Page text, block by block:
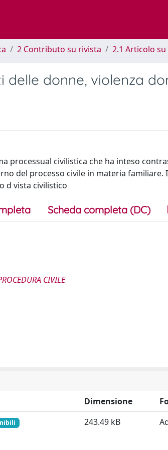
2 Contributo su rivista 2.1 Articolo
delle donne, violenza
processual civilistica che ha inteso
del processo civile in materia
d vista civilistico
Scheda completa (DC)
CIVILE
Dimensione
243.49 kB